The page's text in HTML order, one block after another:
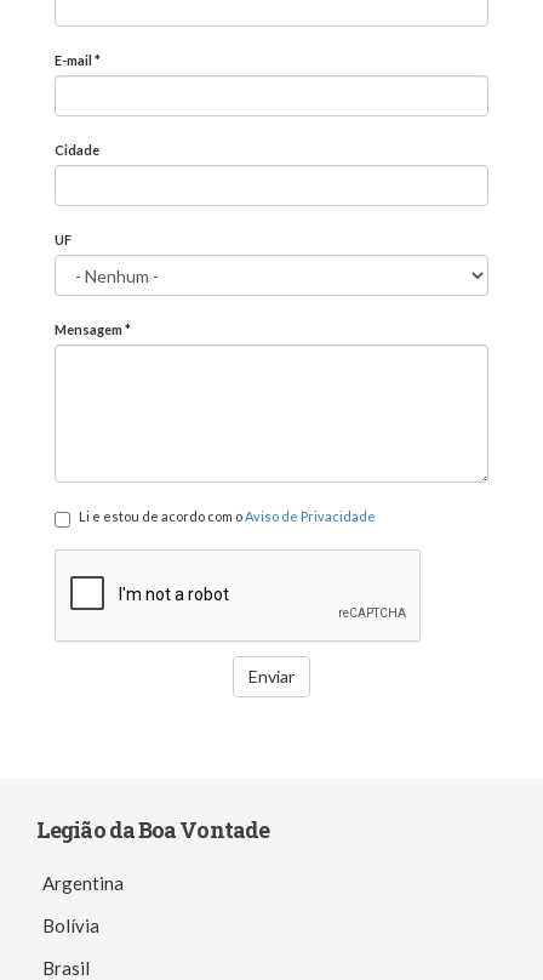
E-mail *
Cidade
UF
Mensagem *
Li e estou de acordo com oAviso de Privacidade
Enviar
Legião da Boa Vontade
Argentina
Bolívia
Brasil